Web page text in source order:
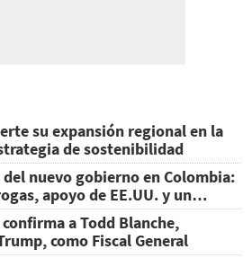
su expansión regional en la
de sostenibilidad
nuevo gobierno en Colombia:
apoyo de EE.UU. y un
confirma a Todd Blanche,
como Fiscal General